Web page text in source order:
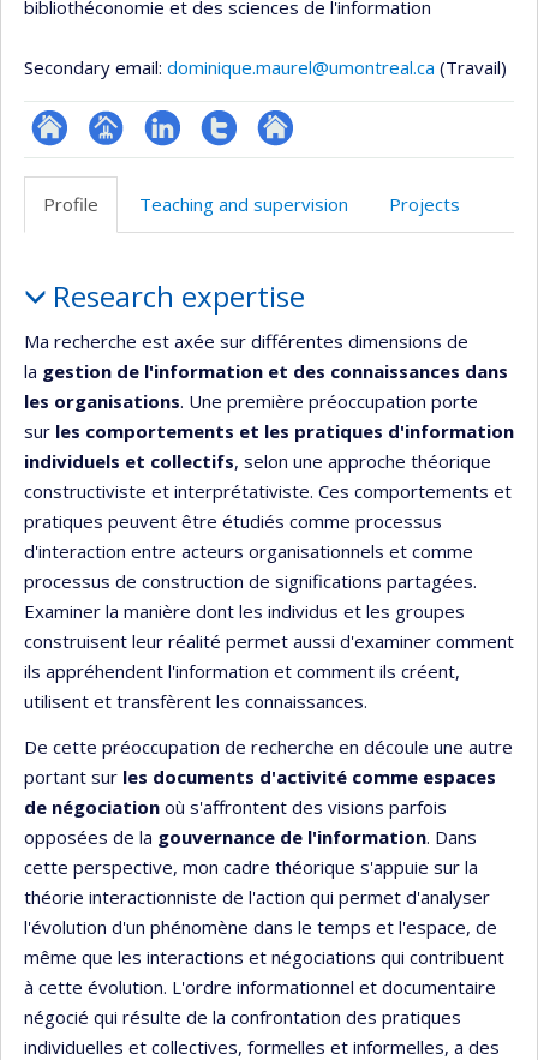
bibliothéconomie et des sciences de l'information
Secondary email: dominique.maurel@umontreal.ca (Travail)
ResearchGate
Page
(faculté,département,école)
LinkedInCompteAutre
web
Profile Teaching and supervision Projects
Research expertise
Ma recherche est axée sur différentes dimensions de
la gestion de l'information et des connaissances dans
les organisations. Une première préoccupation porte
sur les comportements et les pratiques d'information
individuels et collectifs, selon une approche théorique
constructiviste et interprétativiste. Ces comportements et
pratiques peuvent être étudiés comme processus
d'interaction entre acteurs organisationnels et comme
processus de construction de significations partagées.
Examiner la manière dont les individus et les groupes
construisent leur réalité permet aussi d'examiner comment
ils appréhendent l'information et comment ils créent,
utilisent et transfèrent les connaissances.
De cette préoccupation de recherche en découle une autre
portant sur les documents d'activité comme espaces
de négociation où s'affrontent des visions parfois
opposées de la gouvernance de l'information. Dans
cette perspective, mon cadre théorique s'appuie sur la
théorie interactionniste de l'action qui permet d'analyser
l'évolution d'un phénomène dans le temps et l'espace, de
même que les interactions et négociations qui contribuent
à cette évolution. L'ordre informationnel et documentaire
négocié qui résulte de la confrontation des pratiques
individuelles et collectives, formelles et informelles, a des